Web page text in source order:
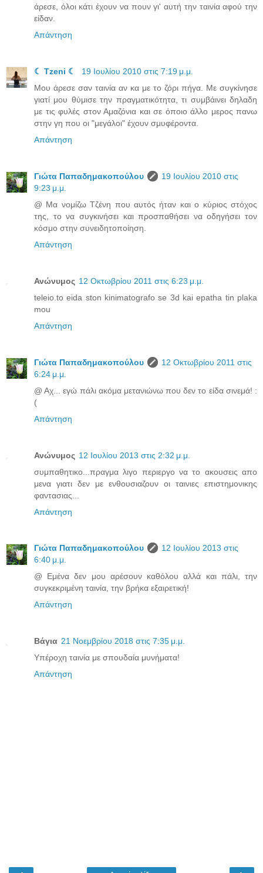
άρεσε, όλοι κάτι έχουν να πουν γι' αυτή την ταινία αφού την
είδαν.
Απάντηση
☾ Tzeni ☾
19 Ιουλίου 2010 στις 7:19 μ.μ.
Μου άρεσε σαν ταινία αν κα με το ζόρι πήγα. Με συγκίνησε
γιατί μου θύμισε την πραγματικότητα, τι συμβάινει δηλαδη
με τις φυλές στον Αμαζόνια και σε όποιο άλλο μερος πανω
στην γη που οι "μεγάλοι" έχουν σμυφέροντα.
Απάντηση
Γιώτα Παπαδημακοπούλου
19 Ιουλίου 2010 στις
9:23 μ.μ.
@ Μα νομίζω Τζένη που αυτός ήταν και ο κύριος στόχος
της, το να συγκινήσει και προσπαθήσει να οδηγήσει τον
κόσμο στην συνειδητοποίηση.
Απάντηση
Ανώνυμος 12 Οκτωβρίου 2011 στις 6:23 μ.μ.
teleio.to eida ston kinimatografo se 3d kai epatha tin plaka
mou
Απάντηση
Γιώτα Παπαδημακοπούλου
12 Οκτωβρίου 2011 στις
6:24 μ.μ.
@ Αχ... εγώ πάλι ακόμα μετανιώνω που δεν το είδα σινεμά! :
(
Απάντηση
Ανώνυμος 12 Ιουλίου 2013 στις 2:32 μ.μ.
συμπαθητικο...πραγμα λιγο περιεργο να το ακουσεις απο
μενα γιατι δεν με ενθουσιαζουν οι ταινιες επιστημονικης
φαντασιας...
Απάντηση
Γιώτα Παπαδημακοπούλου
12 Ιουλίου 2013 στις
6:40 μ.μ.
@ Εμένα δεν μου αρέσουν καθόλου αλλά και πάλι, την
συγκεκριμένη ταινία, την βρήκα εξαιρετική!
Απάντηση
Βάγια 21 Νοεμβρίου 2018 στις 7:35 μ.μ.
Υπέροχη ταινία με σπουδαία μυνήματα!
Απάντηση